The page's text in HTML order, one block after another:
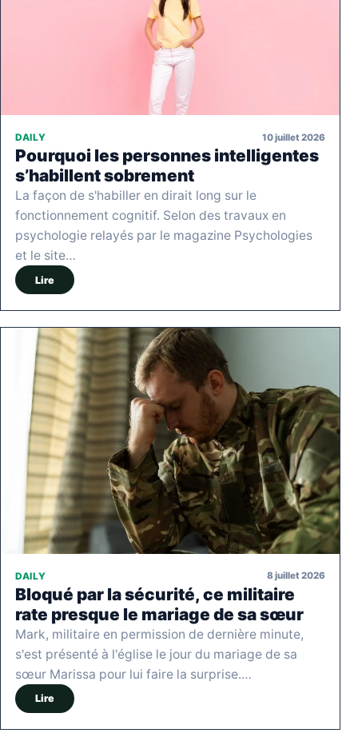
DAILY 10 juillet 2026
Pourquoi les personnes intelligentes
s’habillent sobrement
La façon de s'habiller en dirait long sur le
fonctionnement cognitif. Selon des travaux en
psychologie relayés par le magazine Psychologies
et le site…
Lire
DAILY 8 juillet 2026
Bloqué par la sécurité, ce militaire
rate presque le mariage de sa sœur
Mark, militaire en permission de dernière minute,
s'est présenté à l'église le jour du mariage de sa
sœur Marissa pour lui faire la surprise.…
Lire